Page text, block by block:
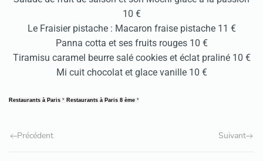
10 €
Le Fraisier pistache : Macaron fraise pistache 11 €
Panna cotta et ses fruits rouges 10 €
Tiramisu caramel beurre salé cookies et éclat praliné 10 €
Mi cuit chocolat et glace vanille 10 €
Restaurants à Paris * Restaurants à Paris 8 ème *
Précédent Suivant